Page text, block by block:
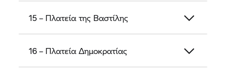
15 – Πλατεία της Βαστίλης
16 – Πλατεία Δημοκρατίας